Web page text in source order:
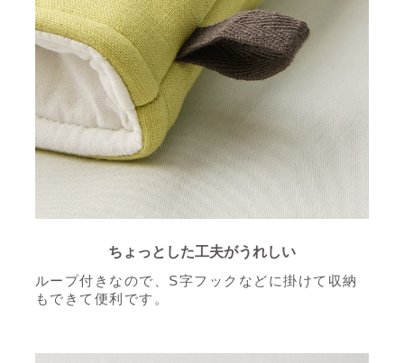
ちょっとした工夫がうれしい
ループ付きなので、S字フックなどに掛けて収納
もできて便利です。